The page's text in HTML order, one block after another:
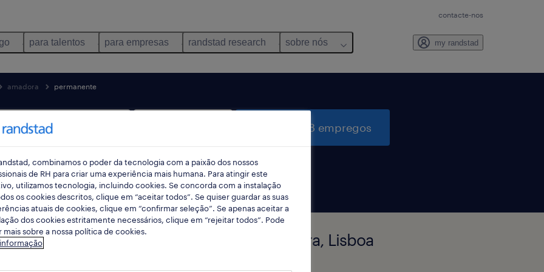
contacte-nos
para talentos para empresas randstad research sobre nós my randstad
amadora permanente
pesquisar 8 empregos
empregos disponíveis em Amadora, Lisboa
combinamos o poder da tecnologia com a paixão dos nossos
de RH para criar uma experiência mais humana. Para atingir este
utilizamos tecnologia, incluindo cookies. Se concorda com a instalação
os cookies descritos, clique em “aceitar todos”. Se quiser guardar as suas
atuais de cookies, clique em “confirmar seleção”. Se apenas aceitar a
dos cookies estritamente necessários, clique em “rejeitar todos”. Pode
mais sobre a nossa política de cookies.